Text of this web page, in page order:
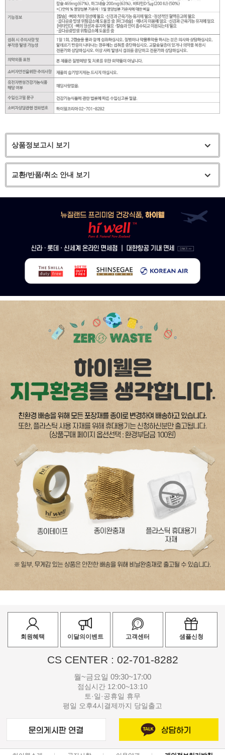
상품정보고시 보기
교환/반품/취소 안내 보기
회원혜택 이달의이벤트 고객센터 샘플신청
CS CENTER : 02-701-8282
월~금요일 09:30~17:00
점심시간 12:00~13:10
토·일·공휴일 휴무
평일 오후4시결제까지 당일출고